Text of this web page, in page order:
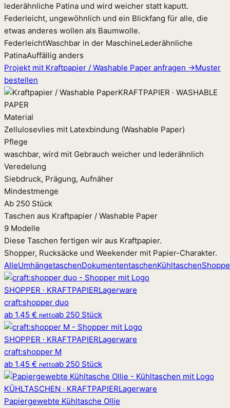
lederähnliche Patina und wird weicher statt kaputt.
Federleicht, ungewöhnlich und ein Blickfang für alle, die
etwas anderes wollen als Baumwolle.
FederleichtWaschbar in der MaschineLederähnliche
PatinaAuffällig anders
Projekt mit Kraftpapier / Washable Paper anfragen →Muster
bestellen
KRAFTPAPIER · WASHABLE
PAPER
Material
Zellulosevlies mit Latexbindung (Washable Paper)
Pflege
waschbar, wird mit Gebrauch weicher und lederähnlich
Veredelung
Siebdruck, Prägung, Aufnäher
Mindestmenge
Ab 250 Stück
Taschen aus Kraftpapier / Washable Paper
9 Modelle
Diese Taschen fertigen wir aus Kraftpapier.
Shopper, Rucksäcke und Weekender mit Papier-Charakter.
AlleUmhängetaschenDokumententaschenKühltaschen
SHOPPER · KRAFTPAPIERLagerware
craft:shopper duo
ab 1,45 € nettoab 250 Stück
SHOPPER · KRAFTPAPIERLagerware
craft:shopper M
ab 1,45 € nettoab 250 Stück
KÜHLTASCHEN · KRAFTPAPIERLagerware
Papiergewebte Kühltasche Ollie